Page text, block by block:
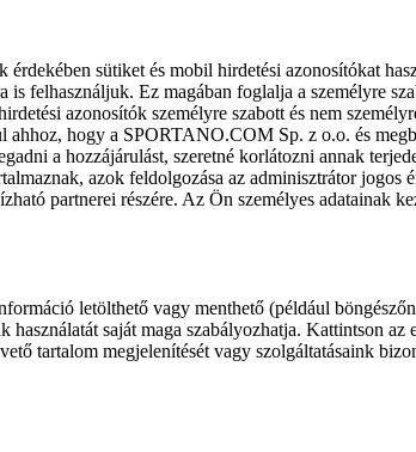
sütiket és mobil hirdetési azonosítókat
is felhasználjuk. Ez magában foglalja a személyre
azonosítók személyre szabott és nem
hogy a SPORTANO.COM Sp. z o.o. és
a hozzájárulást, szeretné korlátozni annak
azok feldolgozása az adminisztrátor jogos
partnerei részére. Az Ön személyes adatainak
letölthető vagy menthető (például
saját maga szabályozhatja. Kattintson
tartalom megjelenítését vagy szolgáltatásaink